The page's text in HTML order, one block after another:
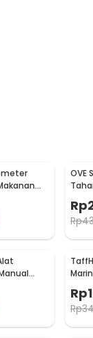
OVE
Rp
Rp
-
Rp
Rp